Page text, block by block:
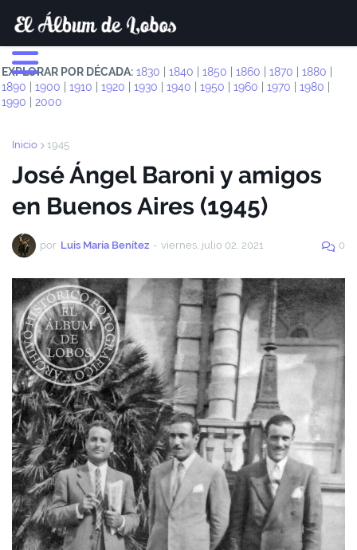
EXPLORAR POR DÉCADA: 1830 1840 1850 1860 1870 1880
1890
1900 1910 1920 1930 1940 1950 1960 1970 1980
1990
2000
Inicio 1945
José Ángel Baroni y amigos
en Buenos Aires (1945)
por Luis María Benítez - viernes, julio 02, 2021 0